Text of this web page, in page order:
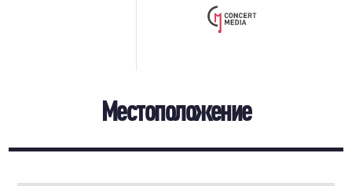
Местоположение